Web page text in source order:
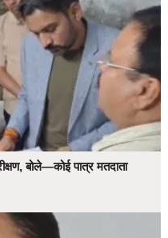
बोले—कोई पात्र मतदाता